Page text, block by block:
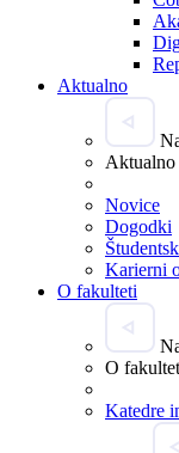
Aktualno
Aktualno
Novice
Dogodki
Karierni
O fakulteti
O
Katedre